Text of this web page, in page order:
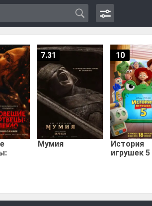
Мумия
7.31
История
игрушек 5
10